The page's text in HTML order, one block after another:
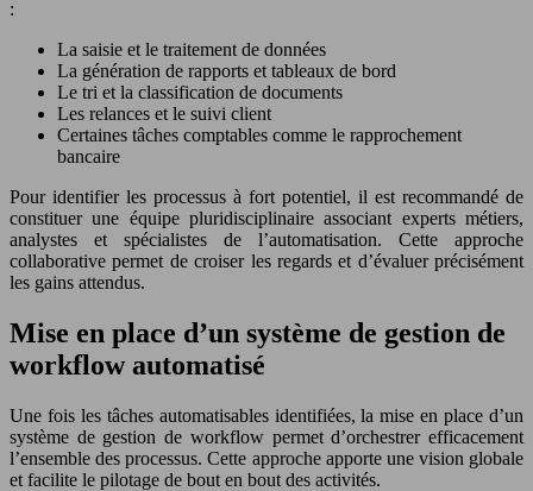
:
La saisie et le traitement de données
La génération de rapports et tableaux de bord
Le tri et la classification de documents
Les relances et le suivi client
Certaines tâches comptables comme le rapprochement
bancaire
Pour identifier les processus à fort potentiel, il est recommandé de
constituer une équipe pluridisciplinaire associant experts métiers,
analystes et spécialistes de l’automatisation. Cette approche
collaborative permet de croiser les regards et d’évaluer précisément
les gains attendus.
Mise en place d’un système de gestion de
workflow automatisé
Une fois les tâches automatisables identifiées, la mise en place d’un
système de gestion de workflow permet d’orchestrer efficacement
l’ensemble des processus. Cette approche apporte une vision globale
et facilite le pilotage de bout en bout des activités.